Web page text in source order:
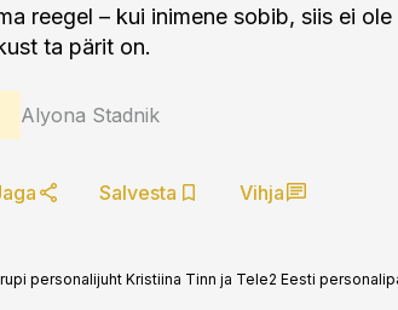
reegel – kui inimene sobib, siis ei
ta pärit on.
Alyona Stadnik
Salvesta Vihja
personalijuht Kristiina Tinn ja Tele2 Eesti